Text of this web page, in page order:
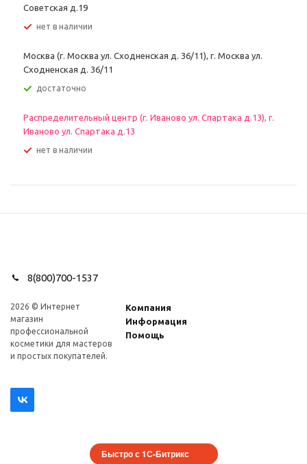
Советская д.19
Нет в наличии
Москва (г. Москва ул. Сходненская д. 36/11), г. Москва ул.
Сходненская д. 36/11
Достаточно
Распределительный центр (г. Иваново ул. Спартака д.13), г.
Иваново ул. Спартака д.13
Нет в наличии
8(800)700-1537
2026 © Интернет
магазин
профеcсиональной
косметики для мастеров
и простых покупателей.
Компания
Информация
Помощь
Быстро с 1С-Битрикс